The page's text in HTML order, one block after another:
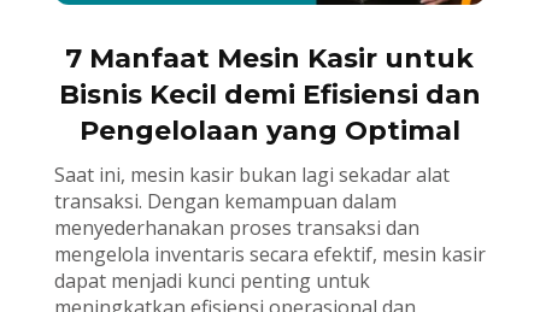
7 Manfaat Mesin Kasir untuk
Bisnis Kecil demi Efisiensi dan
Pengelolaan yang Optimal
Saat ini, mesin kasir bukan lagi sekadar alat
transaksi. Dengan kemampuan dalam
menyederhanakan proses transaksi dan
mengelola inventaris secara efektif, mesin kasir
dapat menjadi kunci penting untuk